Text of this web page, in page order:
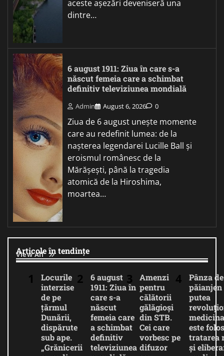
aceste așezări deveniseră una
dintre…
6 august 1911: Ziua în care s-a
născut femeia care a schimbat
definitiv televiziunea mondială
Admin August 6, 2026 0
Ziua de 6 august unește momente
care au redefinit lumea: de la
nașterea legendarei Lucille Ball și
eroismul românesc de la
Mărășești, până la tragedia
atomică de la Hiroshima,
moartea…
Articole în tendințe
View All
Locurile
interzise
de pe
țărmul
Dunării,
dispărute
sub ape.
„Grănicerii
6 august
1911: Ziua în
care s-a
născut
femeia care
a schimbat
definitiv
televiziunea
Amenzi
pentru
călătorii
gălăgioși
din STB.
Cei care
vorbesc pe
difuzor
Pânza de
păianjen
putea
este
tratarea
și